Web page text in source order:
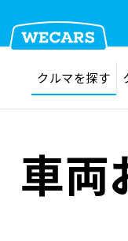
在庫検索
クルマを
クルマを
クルマを探す
車両